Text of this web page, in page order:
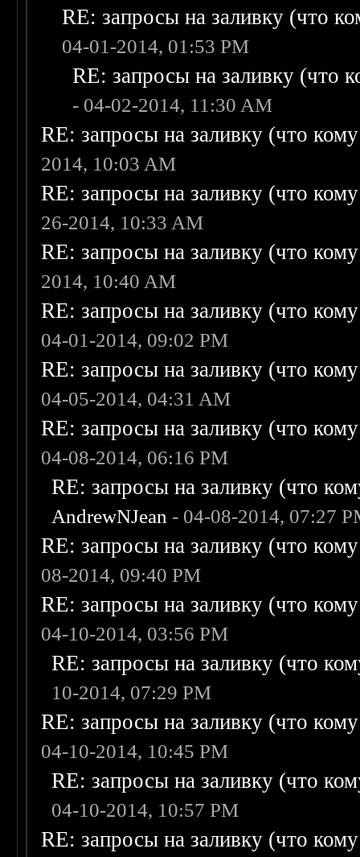
RE: запросы на заливку (что
04-01-2014, 01:53 PM
RE: запросы на заливку (что
- 04-02-2014, 11:30 AM
RE: запросы на заливку (что
2014, 10:03 AM
RE: запросы на заливку (что
26-2014, 10:33 AM
RE: запросы на заливку (что
2014, 10:40 AM
RE: запросы на заливку (что
04-01-2014, 09:02 PM
RE: запросы на заливку (что
04-05-2014, 04:31 AM
RE: запросы на заливку (что
04-08-2014, 06:16 PM
RE: запросы на заливку (что
AndrewNJean - 04-08-2014, 07:27
RE: запросы на заливку (что
08-2014, 09:40 PM
RE: запросы на заливку (что
04-10-2014, 03:56 PM
RE: запросы на заливку (что
10-2014, 07:29 PM
RE: запросы на заливку (что
04-10-2014, 10:45 PM
RE: запросы на заливку (что
04-10-2014, 10:57 PM
RE: запросы на заливку (что